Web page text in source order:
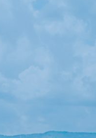
【会議報告】諏